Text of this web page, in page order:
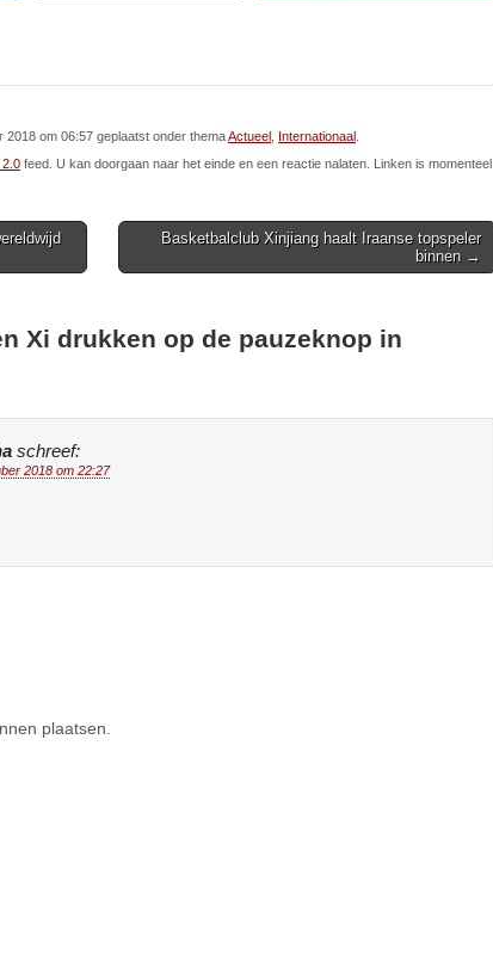
om 06:57 geplaatst onder themaActueel Internationaal
2.0 feed. U kan doorgaan naar het einde en een reactie nalaten. Linken is momenteel
Basketbalclub Xinjiang haalt Iraanse topspeler
binnen →
Xi drukken op de pauzeknop in
schreef:
2018 om 22:27
plaatsen.